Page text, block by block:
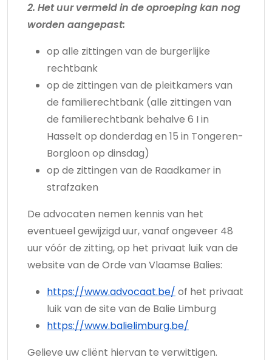
2. Het uur vermeld in de oproeping kan nog
worden aangepast:
op alle zittingen van de burgerlijke
rechtbank
op de zittingen van de pleitkamers van
de familierechtbank (alle zittingen van
de familierechtbank behalve 6 I in
Hasselt op donderdag en 15 in Tongeren-
Borgloon op dinsdag)
op de zittingen van de Raadkamer in
strafzaken
De advocaten nemen kennis van het
eventueel gewijzigd uur, vanaf ongeveer 48
uur vóór de zitting, op het privaat luik van de
website van de Orde van Vlaamse Balies:
https://www.advocaat.be/ of het privaat
luik van de site van de Balie Limburg
https://www.balielimburg.be/
Gelieve uw cliënt hiervan te verwittigen.